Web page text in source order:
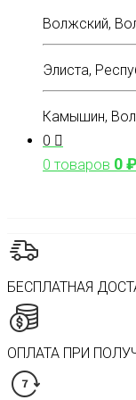
Волжский,
Элиста,
Камышин,
0
0 товаров 0₽
БЕСПЛАТНАЯ
ОПЛАТА ПРИ